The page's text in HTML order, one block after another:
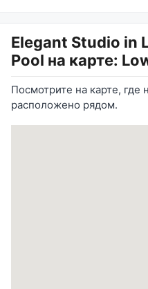
Elegant Studio in
Pool на карте:
Посмотрите на карте, где
расположено рядом.